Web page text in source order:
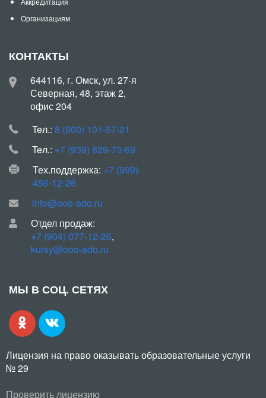
Организациям
КОНТАКТЫ
644116, г. Омск, ул. 27-я
Северная, 48, этаж 2,
офис 204
Teл.: 8 (800) 101-57-21
Teл.: +7 (939) 829-73-69
Тех.поддержка: +7 (999)
456-12-26
info@ooo-ado.ru
Отдел продаж:
+7 (904) 077-12-26,
kursy@ooo-ado.ru
МЫ В СОЦ. СЕТЯХ
Лицензия на право оказывать образовательные услуги
№ 29
Проверить лицензию